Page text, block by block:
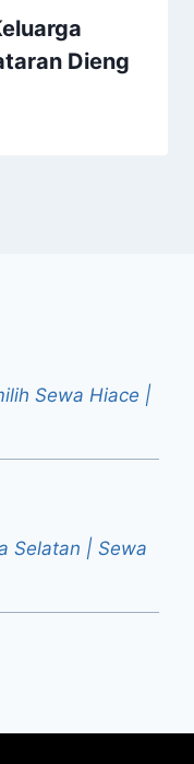
Dieng
Sewa Hiace |
Selatan | Sewa